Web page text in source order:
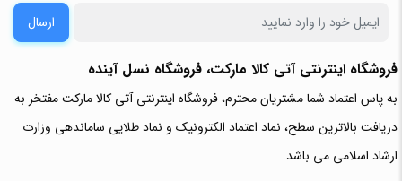
ارسال
فروشگاه اینترنتی آتی‌ کالا مارکت، فروشگاه نسل آینده
به پاس اعتماد شما مشتریان محترم، فروشگاه اینترنتی آتی کالا مارکت مفتخر به
دریافت بالاترین سطح، نماد اعتماد الکترونیک و نماد طلایی ساماندهی وزارت
ارشاد اسلامی می باشد.